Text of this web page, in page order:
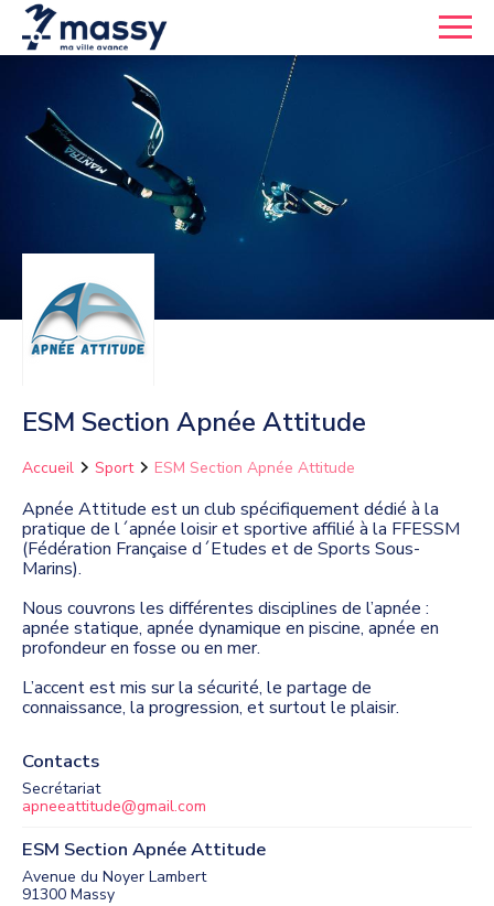
ESM Section Apnée Attitude
Accueil Sport ESM Section Apnée Attitude
Apnée Attitude est un club spécifiquement dédié à la
pratique de l´apnée loisir et sportive affilié à la FFESSM
(Fédération Française d´Etudes et de Sports Sous-
Marins).
Nous couvrons les différentes disciplines de l’apnée :
apnée statique, apnée dynamique en piscine, apnée en
profondeur en fosse ou en mer.
L’accent est mis sur la sécurité, le partage de
connaissance, la progression, et surtout le plaisir.
Contacts
Secrétariat
apneeattitude@gmail.com
ESM Section Apnée Attitude
Avenue du Noyer Lambert
91300 Massy